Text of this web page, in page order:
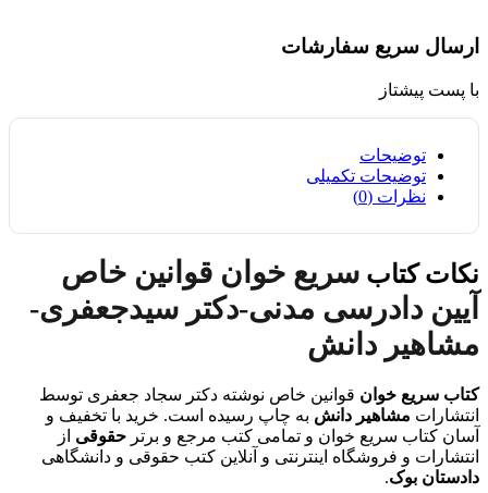
ارسال سریع سفارشات
با پست پیشتاز
توضیحات
توضیحات تکمیلی
نظرات (0)
نکات کتاب سریع خوان قوانین خاص
آیین دادرسی مدنی-دکتر سیدجعفری-
مشاهیر دانش
کتاب سریع خوان قوانین خاص نوشته دکتر سجاد جعفری توسط
انتشارات مشاهیر دانش به چاپ رسیده است. خرید با تخفیف و
آسان کتاب سریع خوان و تمامی کتب مرجع و برتر حقوقی از
انتشارات و فروشگاه اینترنتی و آنلاین کتب حقوقی و دانشگاهی
دادستان بوک.